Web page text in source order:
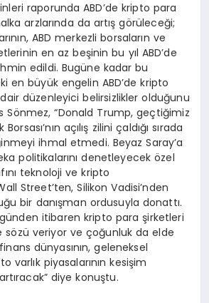
raporunda ABD’de kripto para
arzlarında da artış görüleceği;
ABD merkezli borsaların ve
en az beşinin bu yıl ABD’de
edildi. Bugüne kadar bu
en büyük engelin ABD’de kripto
düzenleyici belirsizlikler olduğunu
Sönmez, “Donald Trump, geçtiğimiz
açılış zilini çaldığı sırada
ihmal etmedi. Beyaz Saray’a
politikalarını denetleyecek özel
teknoloji ve kripto
Street’ten, Silikon Vadisi’nden
bir danışman ordusuyla donattı.
itibaren kripto para şirketleri
sözü veriyor ve çoğunluk da elde
dünyasının, geleneksel
varlık piyasalarının kesişim
diye konuştu.